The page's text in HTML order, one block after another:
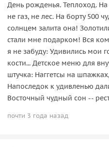
День рожденья. Теплоход.
не газ, не лес. На борту 500
солнцем залита она!
стали мне подарком! Вся
я не забуду: Удивились мои
кости... Детское меню для
штучка: Наггетсы на
Напоследок к удивленью
Восточный чудный сон --
почти 3 года назад